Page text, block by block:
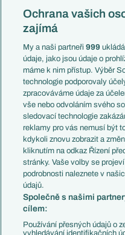
Mistrovství světa
Liga národů
Témata
Představení týmů MS
EuroSkauting
PL v kostce
Evropské koeficienty
Přestupy
Přestupové spekulace
Zranění
Kluby
Arsenal FC
Chelsea FC
Manchester United
AC Milán
Juventus FC
Bayern Mnichov
Ochrana vašich
zajímá
My a naši partneři999
údaje, jako jsou údaje o
máme k nim přístup. Výběr
technologie podporovaly
zpracováváme údaje za
vše nebo odvoláním svého
sledovací technologie
reklamy pro vás nemusí být
kdykoli znovu zobrazit a
kliknutím na odkaz Řízení
stránky. Vaše volby se
podrobnosti naleznete v
údajů.
Společně s našimi
cílem:
Používání přesných údajů o
vyhledávání identifikačních